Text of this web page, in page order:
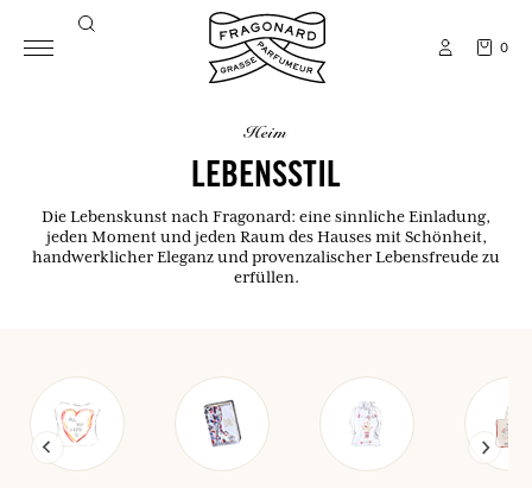
0
heim
LEBENSSTIL
Die Lebenskunst nach Fragonard: eine sinnliche Einladung,
jeden Moment und jeden Raum des Hauses mit Schönheit,
handwerklicher Eleganz und provenzalischer Lebensfreude zu
erfüllen.